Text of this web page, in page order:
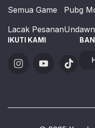
Semua Game
Lacak Pesanan
Pubg
Undawn
IKUTI KAMI